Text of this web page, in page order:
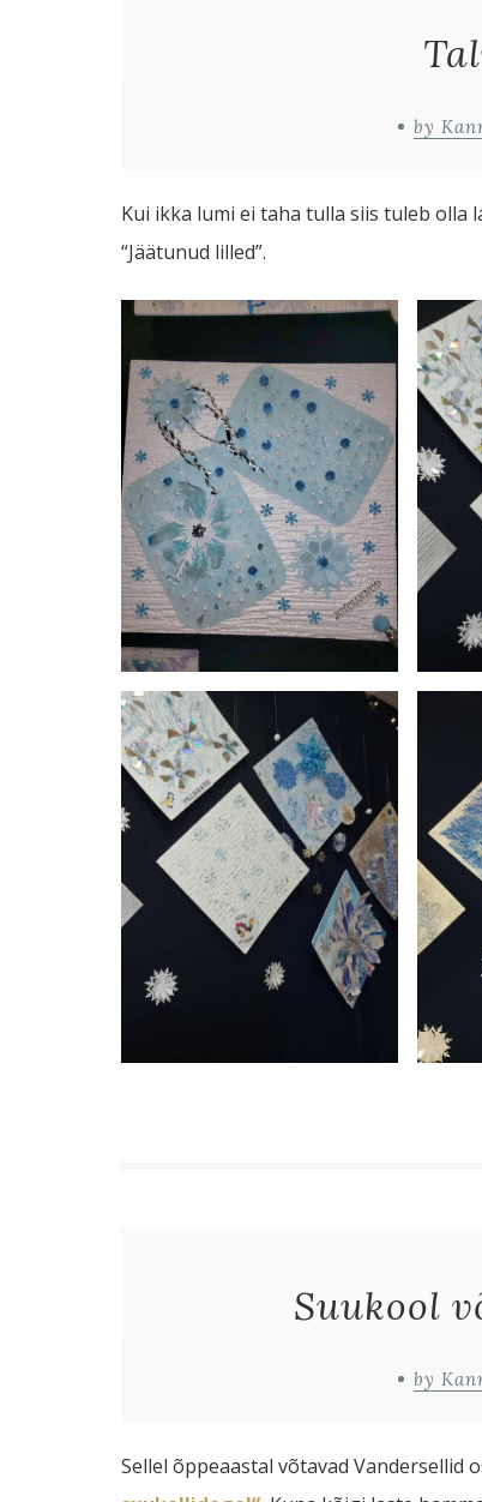
by
Kui ikka lumi ei taha tulla siis tuleb olla
“Jäätunud lilled”.
Suukool
by
Sellel õppeaastal võtavad Vandersellid